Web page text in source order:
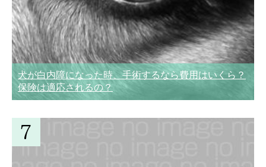
犬が白内障になった時、手術するなら費用はいくら？
保険は適応されるの？